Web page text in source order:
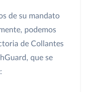
de su mandato
podemos
de Collantes
que se